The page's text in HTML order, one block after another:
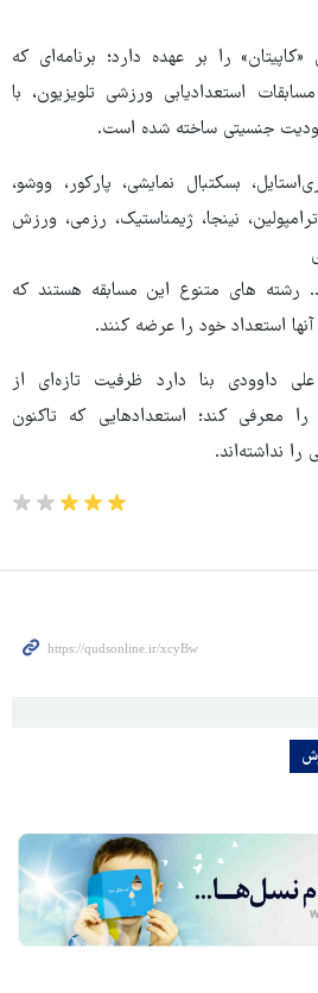
را بر عهده دارد؛ برنامه‌ای که
استعدادیابی ورزشی تلویزیون، با
جنسیتی ساخته شده است.
بسکتبال نمایشی، پارکور، ووشو،
نینجا، ژیمناستیک، رزمی، ورزش
های متنوع این مسابقه هستند که
استعداد خود را عرضه کنند.
علی داوودی بنا دارد ظرفیت تازه‌ای از
معرفی کند؛ استعدادهایی که تاکنون
نداشته‌اند.